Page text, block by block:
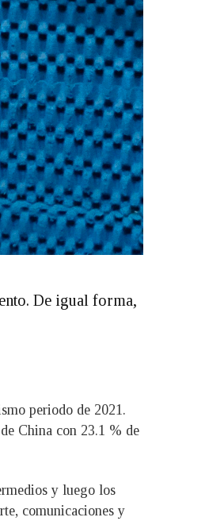
De igual forma,
periodo de 2021.
China con 23.1 % de
y luego los
comunicaciones y